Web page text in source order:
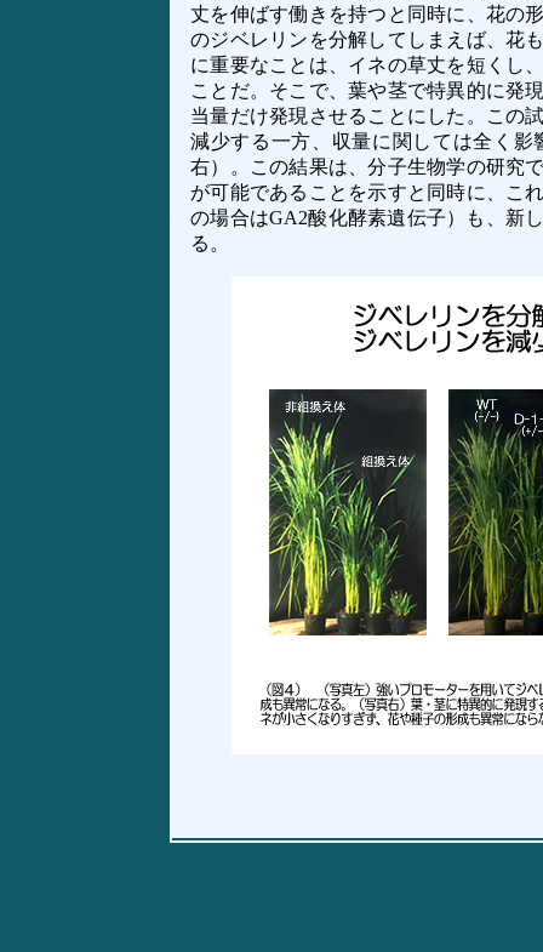
丈を伸ばす働きを持つと同時に、花の
のジベレリンを分解してしまえば、花
に重要なことは、イネの草丈を短くし
ことだ。そこで、葉や茎で特異的に発
当量だけ発現させることにした。この
減少する一方、収量に関しては全く
右）。この結果は、分子生物学の研究
が可能であることを示すと同時に、こ
の場合はGA2酸化酵素遺伝子）も、新
る。